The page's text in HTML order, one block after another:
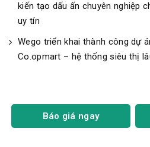
kiến tạo dấu ấn chuyên nghiệp
uy tín
Wego triển khai thành công dự
Co.opmart – hệ thống siêu thị
Báo giá ngay